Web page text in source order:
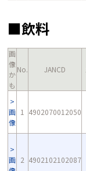
■飲料
画
像
か
も
No. JANCD
画
像
1 4902070012050
画 2 4902102102087